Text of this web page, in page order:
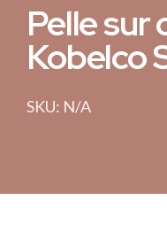
Pelle sur
Kobelco
SKU: N/A